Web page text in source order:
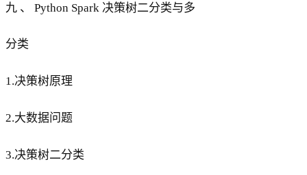
九 、 Python Spark 决策树二分类与多
分类
1.决策树原理
2.大数据问题
3.决策树二分类